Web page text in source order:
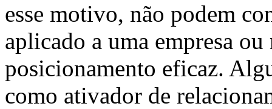
esse motivo, não podem
aplicado a uma empresa
posicionamento eficaz.
como ativador de